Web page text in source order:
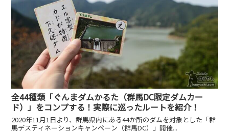
全44種類「ぐんまダムかるた（群馬DC限定ダムカー
ド）」をコンプする！実際に巡ったルートを紹介！
2020年11月1日より、群馬県内にある44か所のダムを対象とした「群
馬デスティネーションキャンペーン（群馬DC）」開催...